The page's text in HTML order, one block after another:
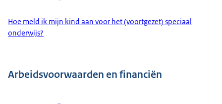
Hoe meld ik mijn kind aan voor het (voortgezet) speciaal
onderwijs?
Arbeidsvoorwaarden en financiën